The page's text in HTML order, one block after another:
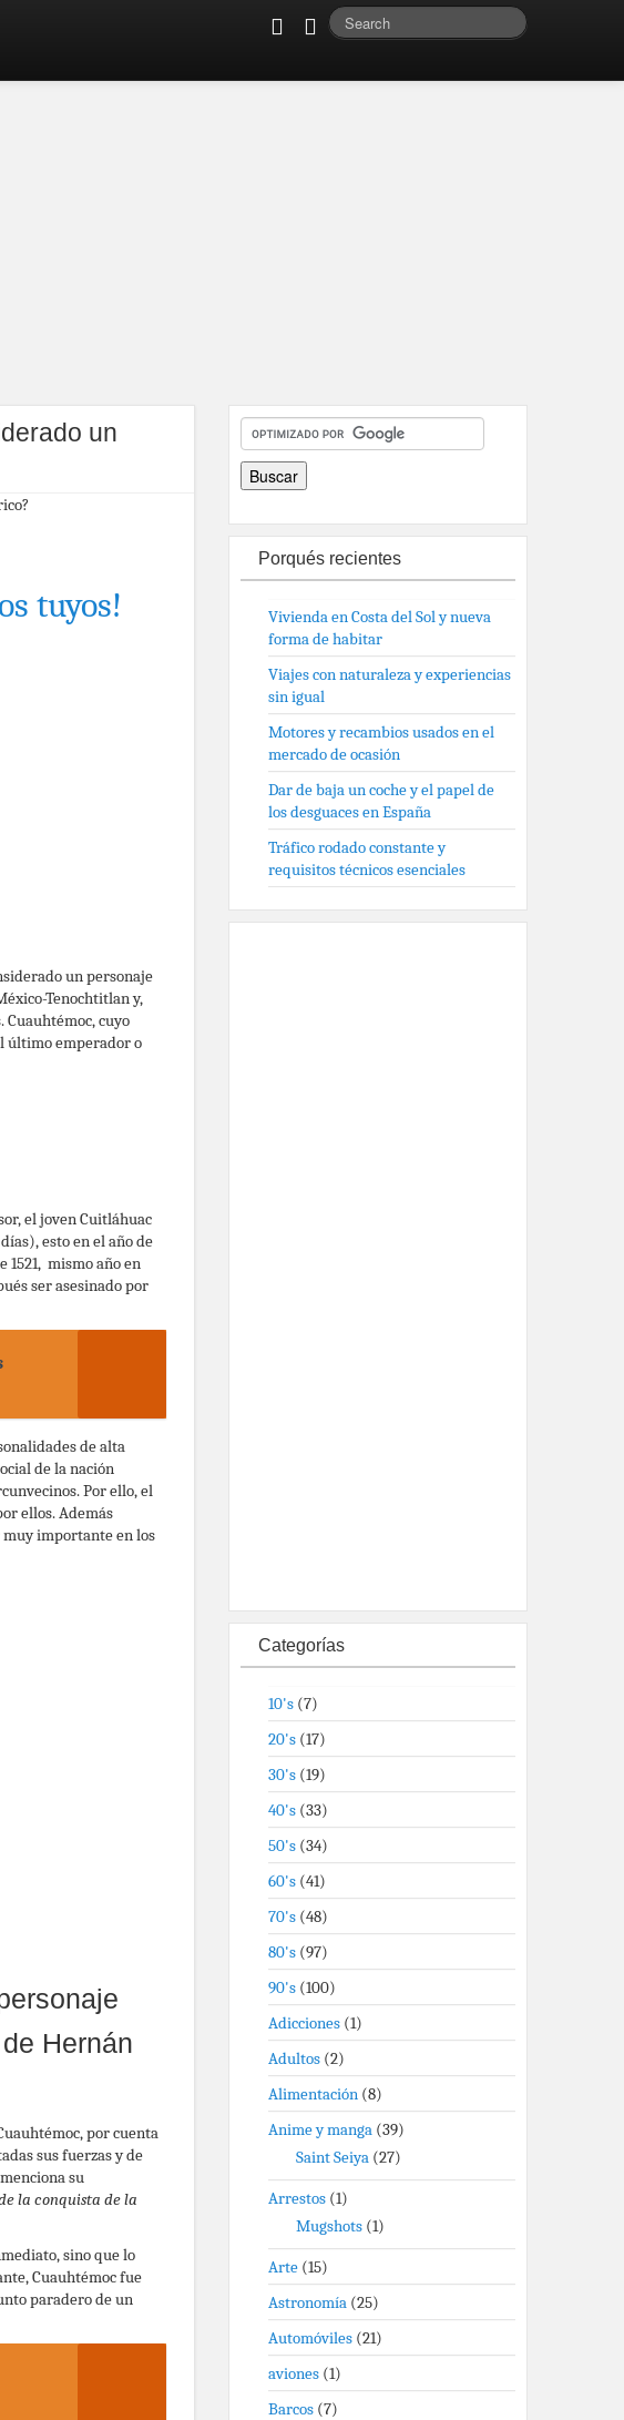
un
tuyos!
un personaje
Tenochtitlan y,
cuyo
último emperador o
el joven Cuitláhuac
esto en el año de
1521, mismo año en
ser asesinado por
de alta
de la nación
Por ello, el
ellos. Además
importante en los
Hernán
por cuenta
sus fuerzas y de
su
la conquista de la
sino que lo
Cuauhtémoc fue
paradero de un
Porqués recientes
Vivienda en Costa del Sol y nueva
forma de habitar
Viajes con naturaleza y experiencias
sin igual
Motores y recambios usados en el
mercado de ocasión
Dar de baja un coche y el papel de
los desguaces en España
Tráfico rodado constante y
requisitos técnicos esenciales
Categorías
10's (7)
20's (17)
30's (19)
40's (33)
50's (34)
60's (41)
70's (48)
80's (97)
90's (100)
Adicciones (1)
Adultos (2)
Alimentación (8)
Anime y manga (39)
Saint Seiya (27)
Arrestos (1)
Mugshots (1)
Arte (15)
Astronomía (25)
Automóviles (21)
aviones (1)
Barcos (7)